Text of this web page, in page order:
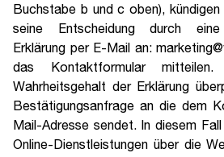
Buchstabe b und c oben),
seine Entscheidung durch eine
Erklärung per E-Mail an:
das Kontaktformular
Wahrheitsgehalt der Erklärung
Bestätigungsanfrage an die dem
Mail-Adresse sendet. In diesem
Online-Dienstleistungen über die